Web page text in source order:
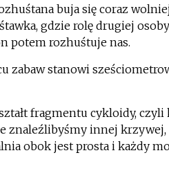
buja się coraz
gdzie rolę drugiej
potem rozhuśtuje nas.
zabaw stanowi
fragmentu cykloidy,
znaleźlibyśmy innej krzywej,
obok jest prosta i każdy